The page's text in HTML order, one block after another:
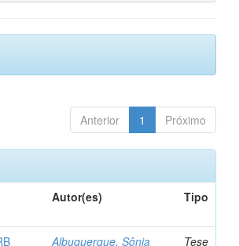
Anterior 1 Próximo
Autor(es) Tipo
Albuquerque, Sônia Tese